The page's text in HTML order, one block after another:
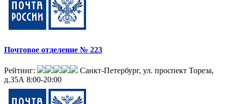
Почтовое отделение № 223
Рейтинг:
Санкт-Петербург, ул. проспект Тореза,
д.35А 8:00-20:00